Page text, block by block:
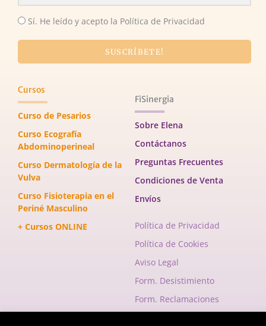
Sí. He leído y acepto la Política de Privacidad
SUSCRÍBETE!
Cursos
Curso de Pesarios
Curso Ecografía
Abdominoperineal
Curso Dermatología de la
Vulva
Curso Fisioterapia en el
Periné Masculino
+ Cursos ONLINE
FiSinergia
Sobre Elena
Contáctanos
Preguntas Frecuentes
Condiciones de Venta
Envíos
Política de Privacidad
Política de Cookies
Aviso Legal
Form. Desistimiento
Form. Reclamaciones